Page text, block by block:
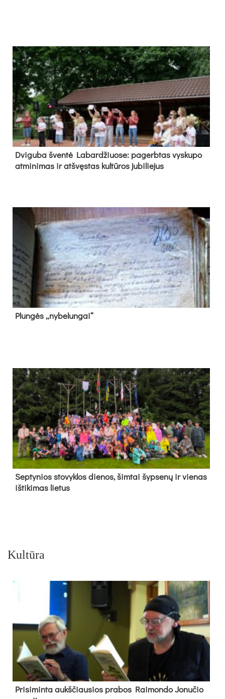
Dvi­gu­ba šven­tė La­bar­džiuo­se: pa­gerb­tas vys­ku­po
at­mi­ni­mas ir at­švęs­tas kul­tū­ros ju­bi­lie­jus
Plun­gės „ny­be­lun­gai“
Sep­ty­nios sto­vyk­los die­nos, šim­tai šyp­se­nų ir vie­nas
iš­ti­ki­mas lie­tus
Kultūra
Pri­si­min­ta aukš­čiau­sios pra­bos Rai­mon­do Jo­nu­čio